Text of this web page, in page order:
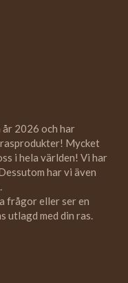
2026 och har
Mycket
i hela världen! Vi har
har vi även
frågor eller ser en
utlagd med din ras.